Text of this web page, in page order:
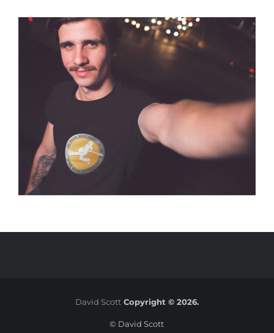
David ScottCopyright © 2026.
© David Scott